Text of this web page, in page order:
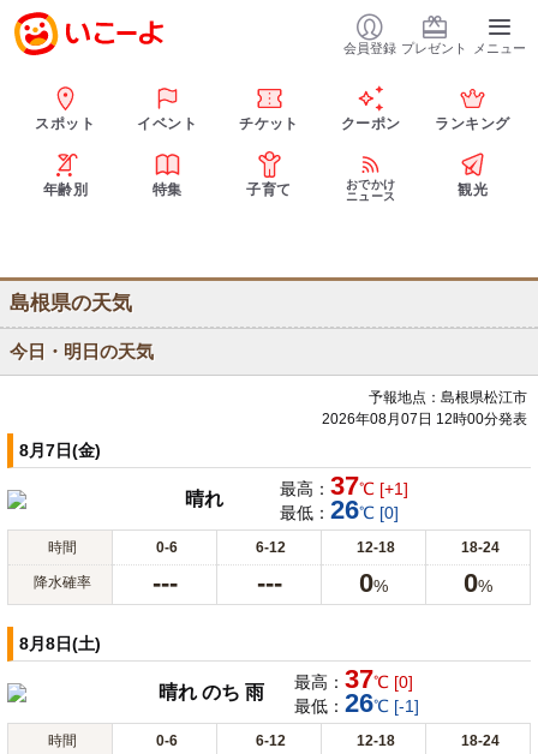
会員登録 プレゼント メニュー
スポット イベント チケット クーポン ランキング
年齢別 特集 子育て
おでかけ
ニュース
観光
島根県の天気
今日・明日の天気
予報地点：島根県松江市
2026年08月07日 12時00分発表
8月7日(金)
晴れ 最高： 37℃ [+1]
最低： 26℃ [0]
時間 0-6 6-12 12-18 18-24
降水確率 --- --- 0% 0%
8月8日(土)
晴れ のち 雨 最高： 37℃ [0]
最低： 26℃ [-1]
時間 0-6 6-12 12-18 18-24